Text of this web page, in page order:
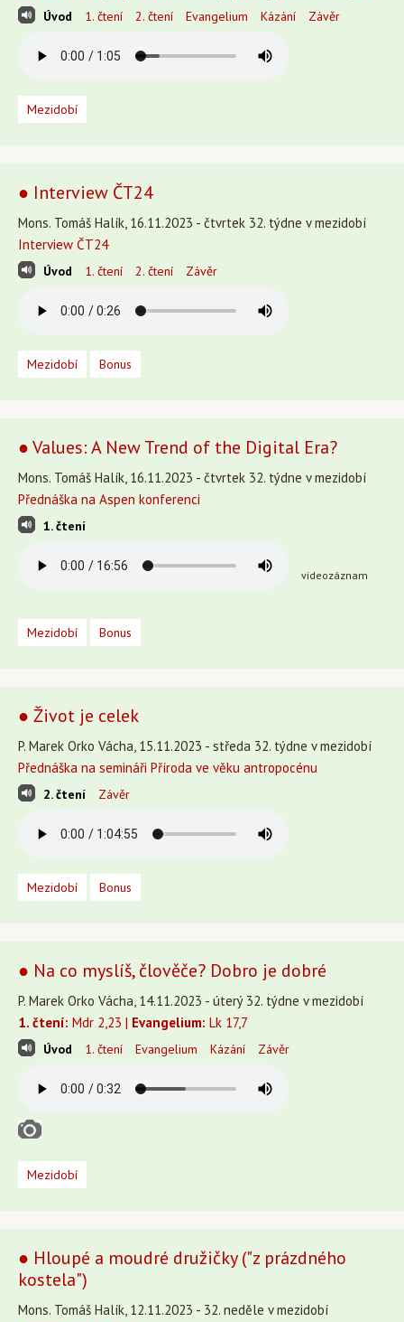
Úvod 1. čtení 2. čtení Evangelium Kázání Závěr
Mezidobí
● Interview ČT24
Mons. Tomáš Halík, 16.11.2023 - čtvrtek 32. týdne v mezidobí
Interview ČT24
Úvod 1. čtení 2. čtení Závěr
Mezidobí Bonus
● Values: A New Trend of the Digital Era?
Mons. Tomáš Halík, 16.11.2023 - čtvrtek 32. týdne v mezidobí
Přednáška na Aspen konferenci
1. čtení
videozáznam
Mezidobí Bonus
● Život je celek
P. Marek Orko Vácha, 15.11.2023 - středa 32. týdne v mezidobí
Přednáška na semináři Příroda ve věku antropocénu
2. čtení Závěr
Mezidobí Bonus
● Na co myslíš, člověče? Dobro je dobré
P. Marek Orko Vácha, 14.11.2023 - úterý 32. týdne v mezidobí
1. čtení: Mdr 2,23 | Evangelium: Lk 17,7
Úvod 1. čtení Evangelium Kázání Závěr
Mezidobí
● Hloupé a moudré družičky ("z prázdného
kostela")
Mons. Tomáš Halík, 12.11.2023 - 32. neděle v mezidobí